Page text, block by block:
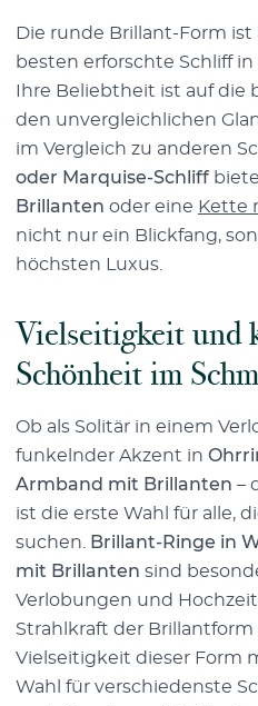
Die runde Brillant-Form
besten erforschte Schliff
Ihre Beliebtheit ist auf die
den unvergleichlichen
im Vergleich zu anderen
oder Marquise-Schliff
Brillanten oder eine Kette
nicht nur ein Blickfang,
höchsten Luxus.
Vielseitigkeit und
Schönheit im
Ob als Solitär in einem
funkelnder Akzent in
Armband mit Brillanten –
ist die erste Wahl für alle,
suchen. Brillant-Ringe in
mit Brillanten sind
Verlobungen und
Strahlkraft der
Vielseitigkeit dieser Form
Wahl für verschiedenste